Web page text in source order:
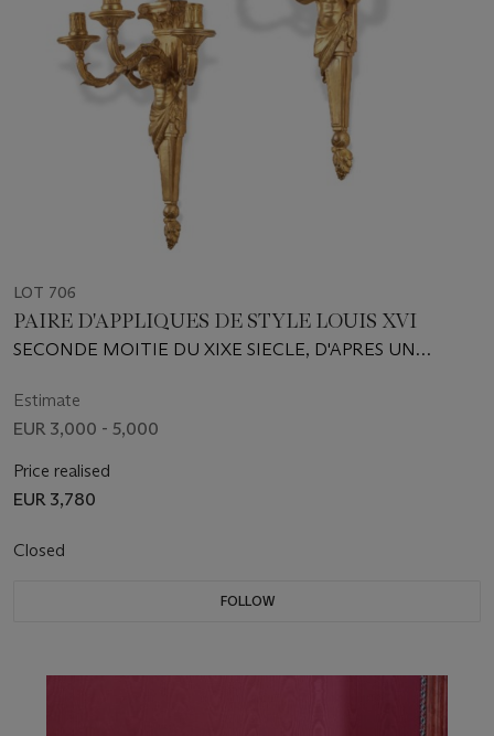
LOT 706
PAIRE D'APPLIQUES DE STYLE LOUIS XVI
SECONDE MOITIE DU XIXE SIECLE, D'APRES UN
Estimate
EUR 3,000 - 5,000
Price realised
EUR 3,780
Closed
FOLLOW